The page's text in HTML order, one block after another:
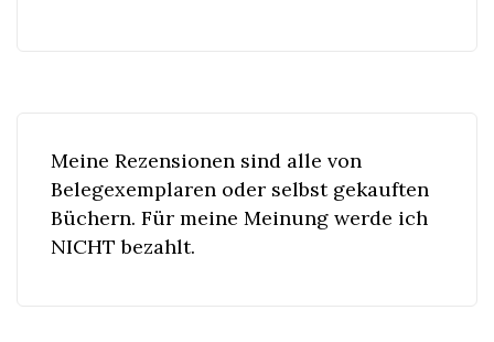
Meine Rezensionen sind alle von
Belegexemplaren oder selbst gekauften
Büchern. Für meine Meinung werde ich
NICHT bezahlt.